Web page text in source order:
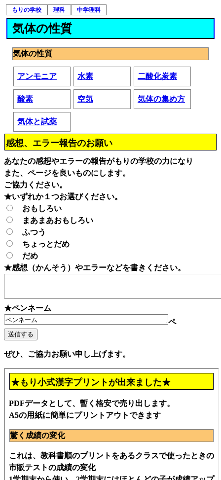
もりの学校 理科 中学理科
気体の性質
気体の性質
アンモニア 水素 二酸化炭素
酸素 空気 気体の集め方
気体と試薬
感想、エラー報告のお願い
あなたの感想やエラーの報告がもりの学校の力になり
また、ページを良いものにします。
ご協力ください。
★いずれか１つお選びください。
おもしろい
まあまあおもしろい
ふつう
ちょっとだめ
だめ
★感想（かんそう）やエラーなどを書きください。
★ペンネーム
ペ
ぜひ、ご協力お願い申し上げます。